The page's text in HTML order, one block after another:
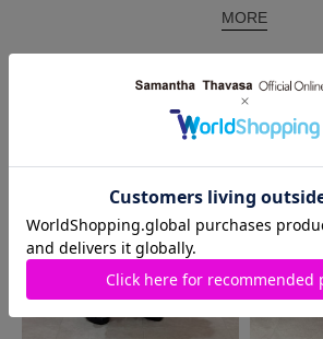
MORE
同じ商品を使った コーディ